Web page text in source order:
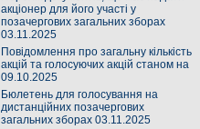
акціонер для його участі у
позачергових загальних зборах
03.11.2025
Повідомлення про загальну кількість
акцій та голосуючих акцій станом на
09.10.2025
Бюлетень для голосування на
дистанційних позачергових
загальних зборах 03.11.2025